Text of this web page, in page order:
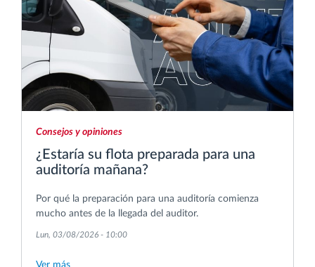
Consejos y opiniones
¿Estaría su flota preparada para una
auditoría mañana?
Por qué la preparación para una auditoría comienza
mucho antes de la llegada del auditor.
Lun, 03/08/2026 - 10:00
Ver más